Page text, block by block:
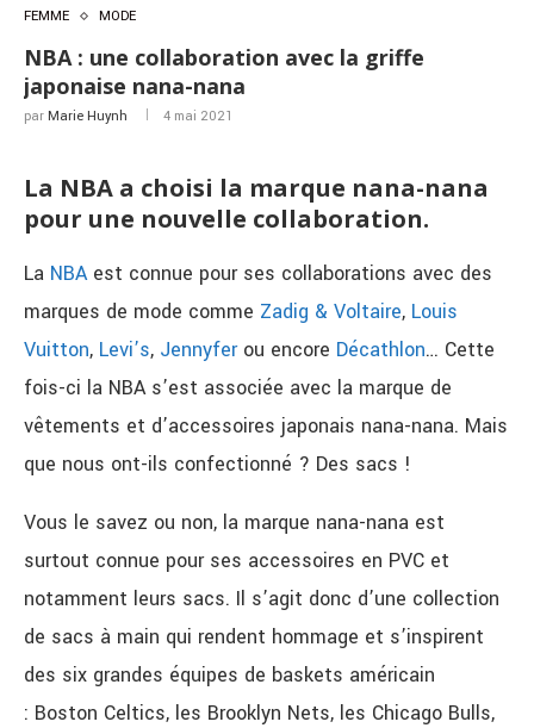
FEMME MODE
NBA : une collaboration avec la griffe
japonaise nana-nana
par Marie Huynh 4 mai 2021
La NBA a choisi la marque nana-nana
pour une nouvelle collaboration.
La NBAest connue pour ses collaborations avec des
marques de mode comme Zadig & Voltaire, Louis
Vuitton, Levi’s, Jennyferou encore Décathlon… Cette
fois-ci la NBA s’est associée avec la marque de
vêtements et d’accessoires japonais nana-nana. Mais
que nous ont-ils confectionné ? Des sacs !
Vous le savez ou non, la marque nana-nana est
surtout connue pour ses accessoires en PVC et
notamment leurs sacs. Il s’agit donc d’une collection
de sacs à main qui rendent hommage et s’inspirent
des six grandes équipes de baskets américain
: Boston Celtics, les Brooklyn Nets, les Chicago Bulls,